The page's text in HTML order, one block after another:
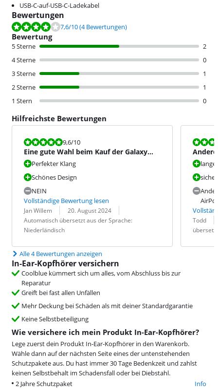
USB-C-auf-USB-C-Ladekabel
Bewertungen
Bewertet mit 7,6 von 10, basierend auf 4 Bewertungen.
7,6/10(4 Bewertungen)
Bewertung
5 Sterne
2
4 Sterne
0
3 Sterne
1
2 Sterne
1
1 Stern
0
Hilfreichste Bewertungen
Bewertet mit 9,6 von 10.
9,6/10
Eine gute Wahl beim Kauf der Galaxy
Buds3
Perfekter Klang
Schönes Design
NEIN
Vollständige Bewertung lesen
Bewertung von:
Jan Willem
Datum: 20. August 2024
Übersetzung:
Automatisch übersetzt aus der Sprache:
Niederländisch
Bewertet
lange
Bewertung
Todd
Datum:
Alle 4 Bewertungen anzeigen
In-Ear-Kopfhörer versichern
Coolblue kümmert sich um alles, vom Abschluss bis zur
Reparatur
Greift bei fast allen Unfällen
Mehr Deckung bei Schäden als mit deiner Standardgarantie
Keine Selbstbeteiligung
Wie versichere ich mein Produkt In-Ear-Kopfhörer?
Lege zuerst dein Produkt In-Ear-Kopfhörer in den Warenkorb.
Wähle dann auf der nächsten Seite eines der untenstehenden
Schutzpakete aus. Du hast immer 30 Tage Bedenkzeit und zahlst
keinen Selbstbehalt im Schadensfall oder bei Diebstahl.
2 Jahre Schutzpaket
Info